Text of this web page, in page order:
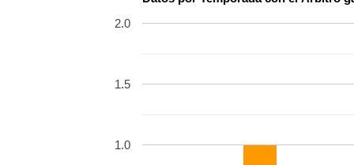
1.0
1.5
2.0